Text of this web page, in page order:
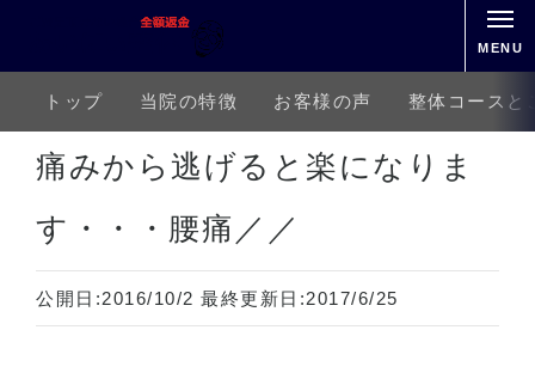
MENU
トップ 当院の特徴 お客様の声 整体コースと
ホーム 下半身の痛み 腰痛 痛みから逃げると楽になります・・・腰痛／／
痛みから逃げると楽になりま
す・・・腰痛／／
公開日:2016/10/2 最終更新日:2017/6/25